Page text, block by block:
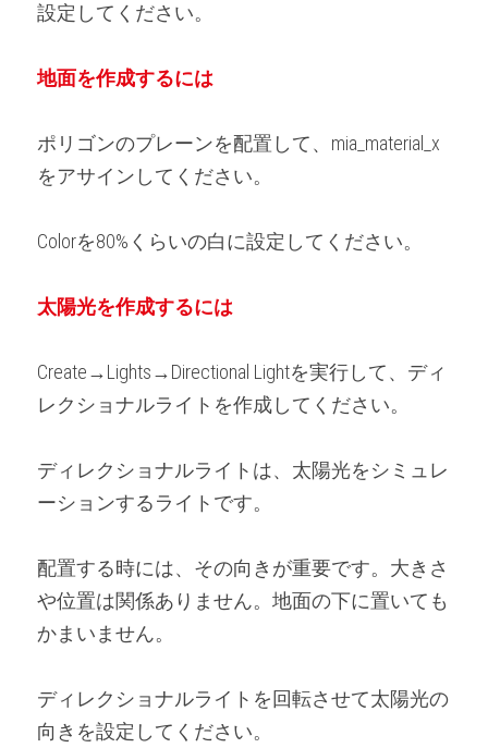
設定してください。
地面を作成するには
ポリゴンのプレーンを配置して、mia_material_x
をアサインしてください。
Colorを80%くらいの白に設定してください。
太陽光を作成するには
Create→Lights→Directional Lightを実行して、ディ
レクショナルライトを作成してください。
ディレクショナルライトは、太陽光をシミュレ
ーションするライトです。
配置する時には、その向きが重要です。大きさ
や位置は関係ありません。地面の下に置いても
かまいません。
ディレクショナルライトを回転させて太陽光の
向きを設定してください。